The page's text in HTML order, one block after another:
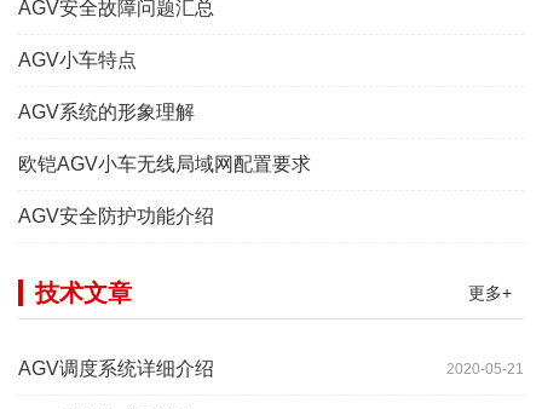
AGV安全故障问题汇总
AGV小车特点
AGV系统的形象理解
欧铠AGV小车无线局域网配置要求
AGV安全防护功能介绍
更多+
技术文章
2020-05-21
AGV调度系统详细介绍